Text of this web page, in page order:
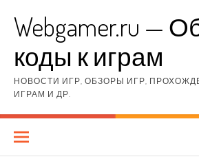
содержимому
Webgamer.ru —
коды к играм
НОВОСТИ ИГР, ОБЗОРЫ ИГР,
ИГРАМ И ДР.